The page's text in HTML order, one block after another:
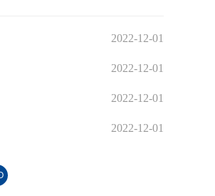
2022-12-01
2022-12-01
2022-12-01
2022-12-01